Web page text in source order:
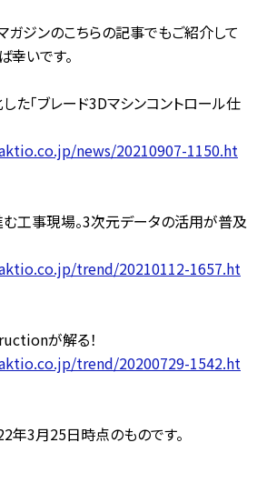
ガジンのこちらの記事でもご紹介して
幸いです。
「ブレード3Dマシンコントロール仕
news/20210907-1150.ht
工事現場。3次元データの活用が普及
trend/20210112-1657.ht
が解る！
trend/20200729-1542.ht
3月25日時点のものです。